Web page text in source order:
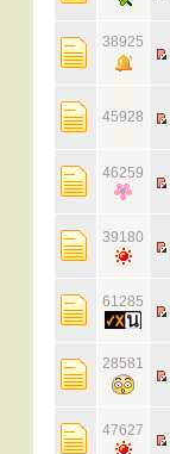
38925
45928
46259
39180
61285
28581
47627